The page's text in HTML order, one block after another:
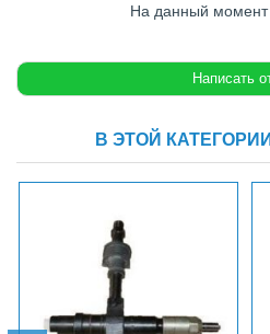
На данный момент
В ЭТОЙ